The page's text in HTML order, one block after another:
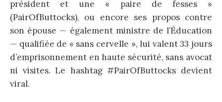
président et une « paire de fesses »
(PairOfButtocks), ou encore ses propos contre
son épouse — également ministre de l’Éducation
— qualifiée de « sans cervelle », lui valent 33 jours
d’emprisonnement en haute sécurité, sans avocat
ni visites. Le hashtag #PairOfButtocks devient
viral.